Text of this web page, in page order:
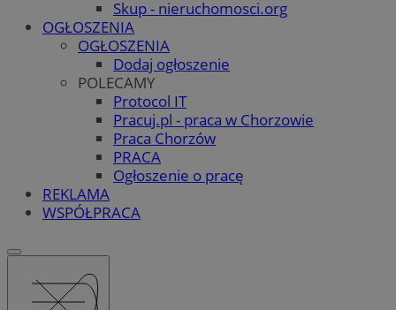
Skup - nieruchomosci.org
OGŁOSZENIA
OGŁOSZENIA
Dodaj ogłoszenie
POLECAMY
Protocol IT
Pracuj.pl - praca w Chorzowie
Praca Chorzów
PRACA
Ogłoszenie o pracę
REKLAMA
WSPÓŁPRACA